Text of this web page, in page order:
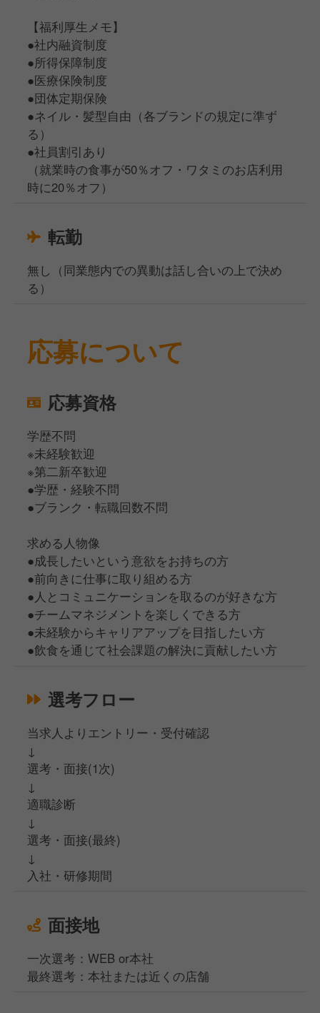
【福利厚生メモ】
●社内融資制度
●所得保障制度
●医療保険制度
●団体定期保険
●ネイル・髪型自由（各ブランドの規定に準ず
る）
●社員割引あり
（就業時の食事が50％オフ・ワタミのお店利用
時に20％オフ）
転勤
無し（同業態内での異動は話し合いの上で決め
る）
応募について
応募資格
学歴不問
※未経験歓迎
※第二新卒歓迎
●学歴・経験不問
●ブランク・転職回数不問
求める人物像
●成長したいという意欲をお持ちの方
●前向きに仕事に取り組める方
●人とコミュニケーションを取るのが好きな方
●チームマネジメントを楽しくできる方
●未経験からキャリアアップを目指したい方
●飲食を通じて社会課題の解決に貢献したい方
選考フロー
当求人よりエントリー・受付確認
↓
選考・面接(1次)
↓
適職診断
↓
選考・面接(最終)
↓
入社・研修期間
面接地
一次選考：WEB or本社
最終選考：本社または近くの店舗